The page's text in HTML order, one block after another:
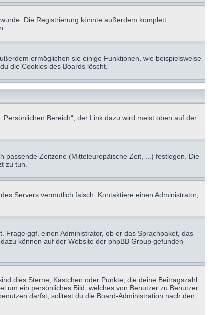
Die Registrierung könnte außerdem komplett
ermöglichen sie einige Funktionen, wie beispielsweise
die Cookies des Boards löscht.
Bereich“; der Link dazu wird meist oben auf der
passende Zeitzone (Mitteleuropäische Zeit, ...) festlegen. Die
zu tun.
Servers vermutlich falsch. Kontaktiere einen Administrator,
ggf. einen Administrator, ob er das Sprachpaket, das
können auf der Website der phpBB Group gefunden
dies Sterne, Kästchen oder Punkte, die deine Beitragszahl
um ein persönliches Bild, welches von Benutzer zu Benutzer
darfst, solltest du die Board-Administration nach den